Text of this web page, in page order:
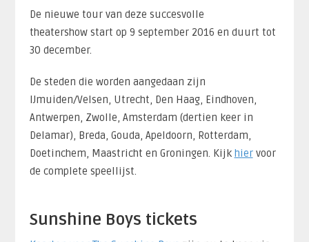
De nieuwe tour van deze succesvolle
theatershow start op 9 september 2016 en duurt tot
30 december.
De steden die worden aangedaan zijn
IJmuiden/Velsen, Utrecht, Den Haag, Eindhoven,
Antwerpen, Zwolle, Amsterdam (dertien keer in
Delamar), Breda, Gouda, Apeldoorn, Rotterdam,
Doetinchem, Maastricht en Groningen. Kijk hiervoor
de complete speellijst.
Sunshine Boys tickets